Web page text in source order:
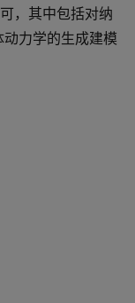
，其中包括对纳
力学的生成建模